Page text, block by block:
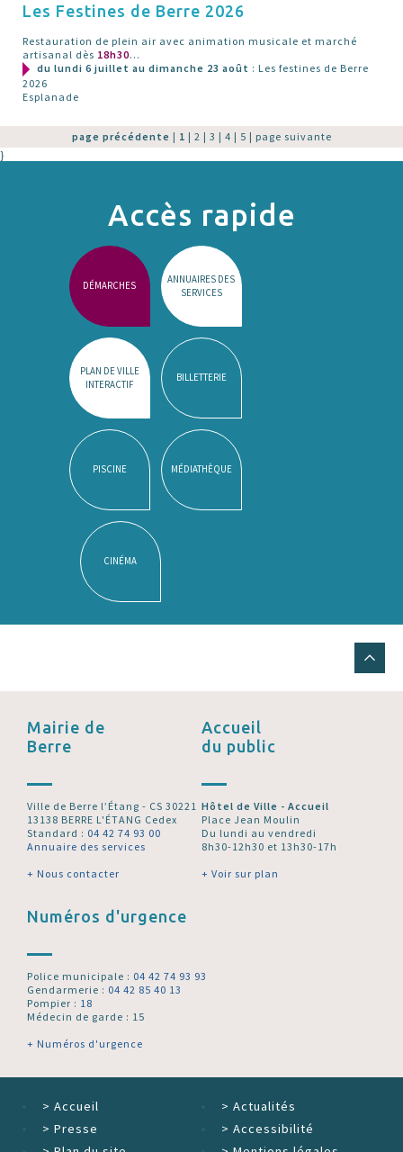
Les Festines de Berre 2026
Restauration de plein air avec animation musicale et marché
artisanal dès 18h30...
du lundi 6 juillet au dimanche 23 août : Les festines de Berre
2026
Esplanade
page précédente | 1 | 2 | 3 | 4 | 5 | page suivante
}
Accès rapide
DÉMARCHES
ANNUAIRES DES
SERVICES
PLAN DE VILLE
INTERACTIF
BILLETTERIE
PISCINE MÉDIATHÈQUE
CINÉMA
Mairie de
Berre
Ville de Berre l’Étang - CS 30221
13138 BERRE L'ÉTANG Cedex
Standard : 04 42 74 93 00
Annuaire des services
+ Nous contacter
Accueil
du public
Hôtel de Ville - Accueil
Place Jean Moulin
Du lundi au vendredi
8h30-12h30 et 13h30-17h
+ Voir sur plan
Numéros d'urgence
Police municipale : 04 42 74 93 93
Gendarmerie : 04 42 85 40 13
Pompier : 18
Médecin de garde : 15
+ Numéros d'urgence
> Accueil > Actualités
> Presse > Accessibilité